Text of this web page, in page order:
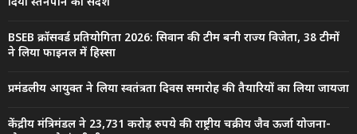
BSEB क्रॉसवर्ड प्रतियोगिता 2026: सिवान की टीम बनी राज्य विजेता, 38 टीमों
ने लिया फाइनल में हिस्सा
प्रमंडलीय आयुक्त ने लिया स्वतंत्रता दिवस समारोह की तैयारियों का लिया जायजा
केंद्रीय मंत्रिमंडल ने 23,731 करोड़ रुपये की राष्ट्रीय चक्रीय जैव ऊर्जा योजना-